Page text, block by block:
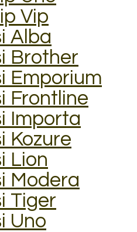
Vip
Alba
Brother
Emporium
Frontline
Importa
Kozure
Lion
Modera
Tiger
Uno